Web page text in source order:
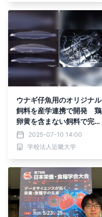
ウナギ仔魚用のオリジナル
飼料を産学連携で開発 鶏
卵黄を含まない飼料で完全
養殖のニホンウナギ稚魚の
生産に成功
2025-07-10 14:00
学校法人近畿大学